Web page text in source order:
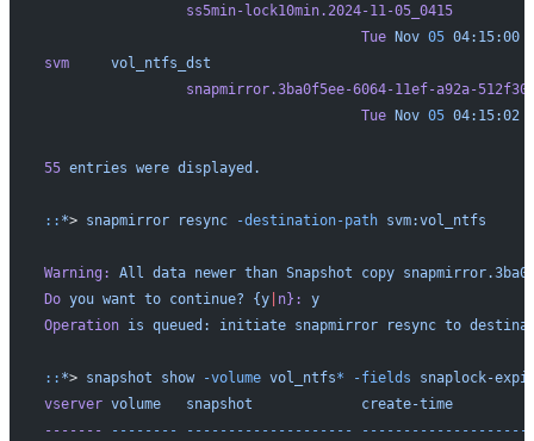
                 ss5min-lock10min.2024-11-05_0415
                                      Tue
Nov 05 04:15:00
svm
     vol_ntfs_dst
snapmirror.3ba0f5ee-6064-11ef-a92a-
                                      Tue
Nov 05 04:15:02
55 entries were displayed.
:: *> snapmirror resync -destination-path svm:vol_ntfs
Warning: All data newer than Snapshot copy
Do you want to continue? {y| n}:
y
Operation is queued: initiate snapmirror resync to
:: *> snapshot show -volume vol_ntfs* -fields snaplock-
vserver volume
   snapshot
             create-time
------- -------- --------------------